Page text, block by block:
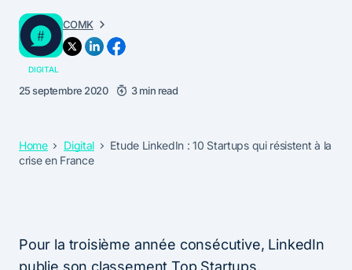
COMK
DIGITAL
25 septembre 2020 3 min read
Home Digital
Etude LinkedIn : 10 Startups qui résistent à la
crise en France
Pour la troisième année consécutive, LinkedIn
publie son classement Top Startups.